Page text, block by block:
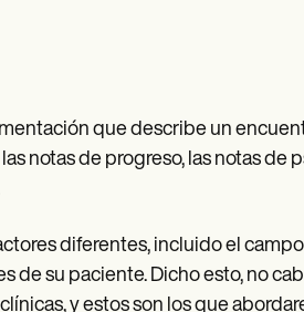
que describe un
notas de progreso, las notas de
diferentes, incluido el
de su paciente. Dicho esto, no
y estos son los que